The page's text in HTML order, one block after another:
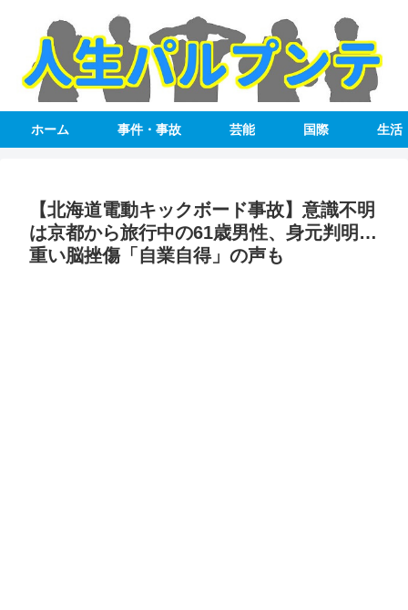
ホーム 事件・事故 芸能 国際 生活
【北海道電動キックボード事故】意識不明
は京都から旅行中の61歳男性、身元判明…
重い脳挫傷「自業自得」の声も